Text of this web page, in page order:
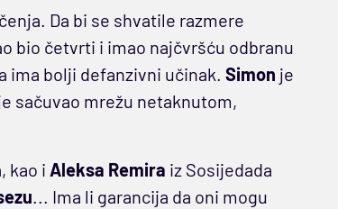
Da bi se shvatile razmere
bio četvrti i imao najčvršću odbranu
ima bolji defanzivni učinak. Simon je
sačuvao mrežu netaknutom,
kao i Aleksa Remira iz Sosijedada
... Ima li garancija da oni mogu